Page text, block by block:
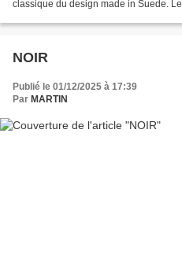
classique du design made in Suede.
NOIR
Publié le 01/12/2025 à 17:39
Par MARTIN